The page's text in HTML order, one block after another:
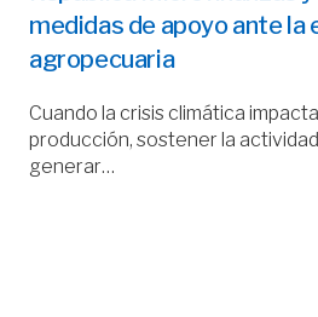
medidas de apoyo ante la
agropecuaria
Cuando la crisis climática
producción, sostener la
generar…